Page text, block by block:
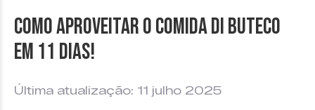
Como aproveitar o Comida di Buteco
em 11 dias!
Última atualização: 11 julho 2025